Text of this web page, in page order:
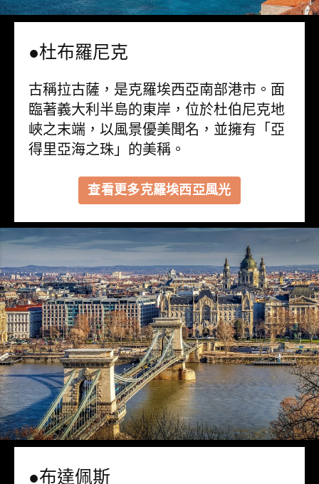
●杜布羅尼克
古稱拉古薩，是克羅埃西亞南部港市。面
臨著義大利半島的東岸，位於杜伯尼克地
峽之末端，以風景優美聞名，並擁有「亞
得里亞海之珠」的美稱。
查看更多克羅埃西亞風光
●布達佩斯